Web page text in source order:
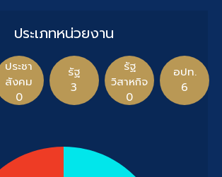
ประเภทหน่วยงาน
ประชา
สังคม
0
รัฐ
3
รัฐ
วิสาหกิจ
0
อปท.
6